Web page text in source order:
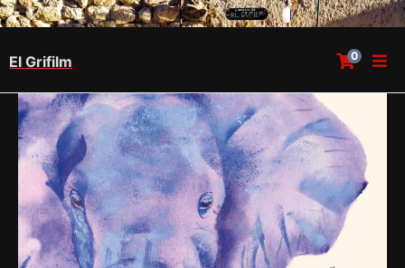
El Grifilm 0